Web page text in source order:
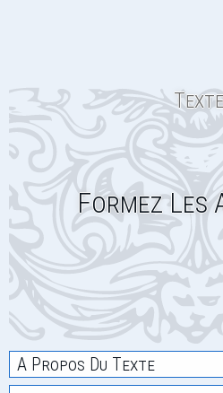
Formez Les
A Propos Du Texte